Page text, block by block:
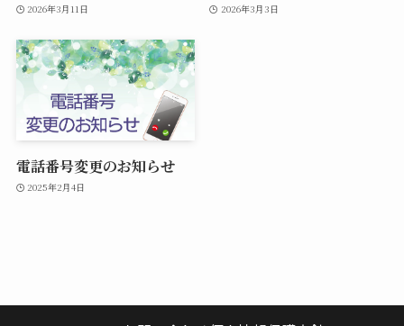
2026年3月11日 2026年3月3日
電話番号変更のお知らせ
2025年2月4日